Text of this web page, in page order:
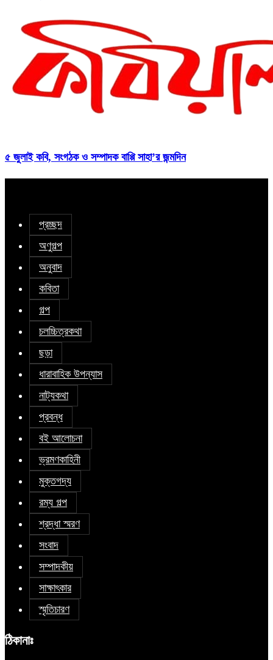
৫ জুলাই কবি, সংগঠক ও সম্পাদক বাপ্পি সাহা’র জন্মদিন
প্রচ্ছদ
অণুগল্প
অনুবাদ
কবিতা
গল্প
চলচ্চিত্রকথা
ছড়া
ধারাবাহিক উপন্যাস
নাট্যকথা
প্রবন্ধ
বই আলোচনা
ভ্রমণকাহিনী
মুক্তগদ্য
রম্য গল্প
শ্রদ্ধা স্মরণ
সংবাদ
সম্পাদকীয়
সাক্ষাৎকার
স্মৃতিচারণ
ঠিকানাঃ